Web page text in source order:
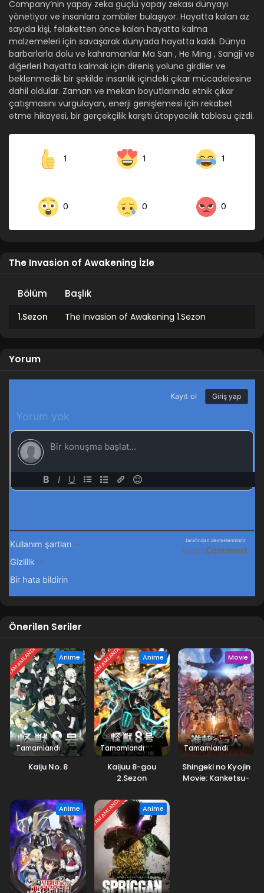
Company’nin yapay zeka güçlü yapay zekası dünyayı
yönetiyor ve insanlara zombiler bulaşıyor. Hayatta kalan az
sayıda kişi, felaketten önce kalan hayatta kalma
malzemeleri için savaşarak dünyada hayatta kaldı. Dünya
barbarlarla dolu ve kahramanlar Ma San , He Ming , Sangji ve
diğerleri hayatta kalmak için direniş yoluna girdiler ve
beklenmedik bir şekilde insanlık içindeki çıkar mücadelesine
dahil oldular. Zaman ve mekan boyutlarında etnik çıkar
çatışmasını vurgulayan, enerji genişlemesi için rekabet
etme hikayesi, bir gerçekçilik karşıtı ütopyacılık tablosu çizdi.
1 1 1
0 0 0
The Invasion of Awakening İzle
Bölüm Başlık
1.Sezon The Invasion of Awakening 1.Sezon
Yorum
Önerilen Seriler
TAMAMLANDI Anime
Tamamlandı
Kaiju No. 8
TAMAMLANDI Anime
Tamamlandı
Kaijuu 8-gou
2.Sezon
Movie
Tamamlandı
Shingeki no Kyojin
Movie: Kanketsu-
Anime TAMAMLANDI Anime